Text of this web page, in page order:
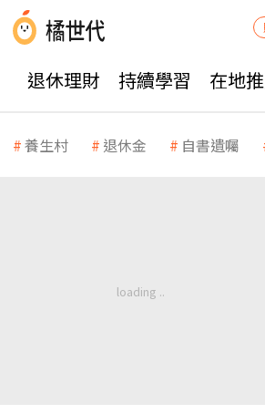
退休理財 持續學習 在地
養生村 退休金 自書遺囑